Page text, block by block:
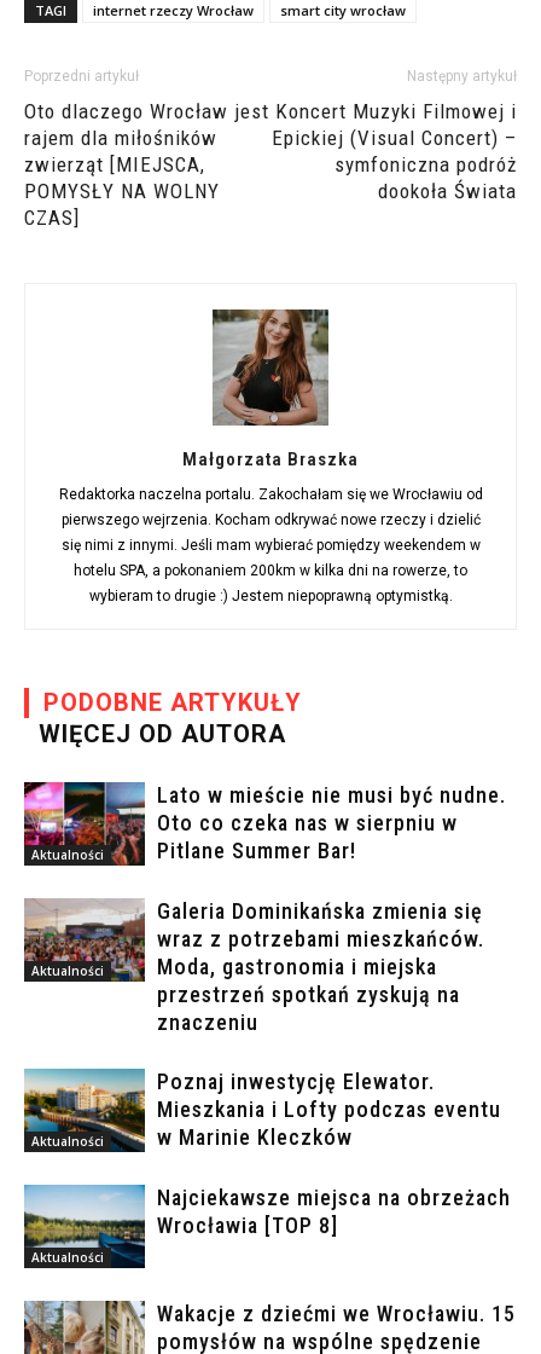
TAGI internet rzeczy Wrocław smart city wrocław
Poprzedni artykuł
Oto dlaczego Wrocław jest
rajem dla miłośników
zwierząt [MIEJSCA,
POMYSŁY NA WOLNY
CZAS]
Następny artykuł
Koncert Muzyki Filmowej i
Epickiej (Visual Concert) –
symfoniczna podróż
dookoła Świata
Małgorzata Braszka
Redaktorka naczelna portalu. Zakochałam się we Wrocławiu od
pierwszego wejrzenia. Kocham odkrywać nowe rzeczy i dzielić
się nimi z innymi. Jeśli mam wybierać pomiędzy weekendem w
hotelu SPA, a pokonaniem 200km w kilka dni na rowerze, to
wybieram to drugie :) Jestem niepoprawną optymistką.
PODOBNE ARTYKUŁY
WIĘCEJ OD AUTORA
Aktualności
Lato w mieście nie musi być nudne.
Oto co czeka nas w sierpniu w
Pitlane Summer Bar!
Aktualności
Galeria Dominikańska zmienia się
wraz z potrzebami mieszkańców.
Moda, gastronomia i miejska
przestrzeń spotkań zyskują na
znaczeniu
Aktualności
Poznaj inwestycję Elewator.
Mieszkania i Lofty podczas eventu
w Marinie Kleczków
Aktualności
Najciekawsze miejsca na obrzeżach
Wrocławia [TOP 8]
Wakacje z dziećmi we Wrocławiu. 15
pomysłów na wspólne spędzenie